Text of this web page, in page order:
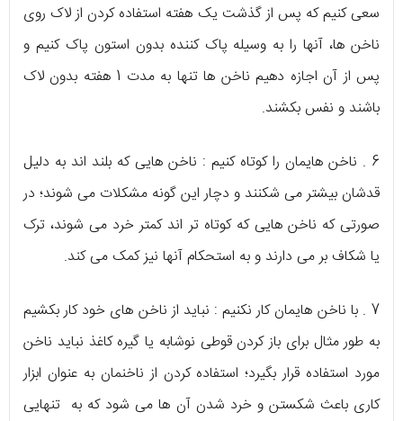
سعی کنیم که پس از گذشت یک هفته استفاده کردن از لاک روی
ناخن ها، آنها را به وسیله پاک کننده بدون استون پاک کنیم و
پس از آن اجازه دهیم ناخن ها تنها به مدت 1 هفته بدون لاک
باشند و نفس بکشند.
6 . ناخن هایمان را کوتاه کنیم : ناخن هایی که بلند اند به دلیل
قدشان بیشتر می شکنند و دچار این گونه مشکلات می شوند؛ در
صورتی که ناخن هایی که کوتاه تر اند کمتر خرد می شوند، ترک
یا شکاف بر می دارند و به استحکام آنها نیز کمک می کند.
7 . با ناخن هایمان کار نکنیم : نباید از ناخن های خود کار بکشیم
به طور مثال برای باز کردن قوطی نوشابه یا گیره کاغذ نباید ناخن
مورد استفاده قرار بگیرد؛ استفاده کردن از ناخنمان به عنوان ابزار
کاری باعث شکستن و خرد شدن آن ها می شود که به تنهایی